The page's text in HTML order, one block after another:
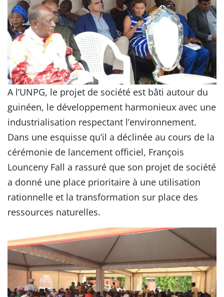
A l’UNPG, le projet de société est bâti autour du
guinéen, le développement harmonieux avec une
industrialisation respectant l’environnement.
Dans une esquisse qu’il a déclinée au cours de la
cérémonie de lancement officiel, François
Lounceny Fall a rassuré que son projet de société
a donné une place prioritaire à une utilisation
rationnelle et la transformation sur place des
ressources naturelles.